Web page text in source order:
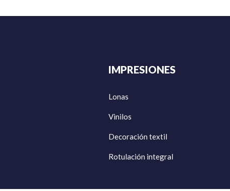
IMPRESIONES
Lonas
Vinilos
Decoración textil
Rotulación integral